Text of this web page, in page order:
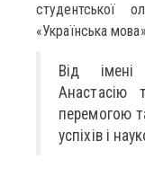
студентської
«Українська
Від
Анастасію
перемогою
успіхів і